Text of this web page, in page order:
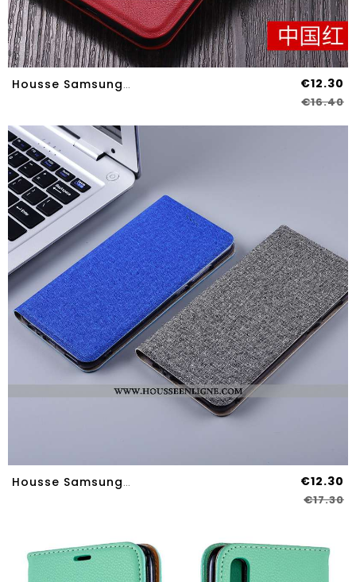
Housse Samsung Galaxy A70s Fluide Doux Silicone Business Ornements Suspendus Étui Incassable Coque R €12.30
€16.40
Housse Samsung Galaxy A70s Protection Bleu Tout Compris Incassable Téléphone Portable Étoile €12.30
€17.30